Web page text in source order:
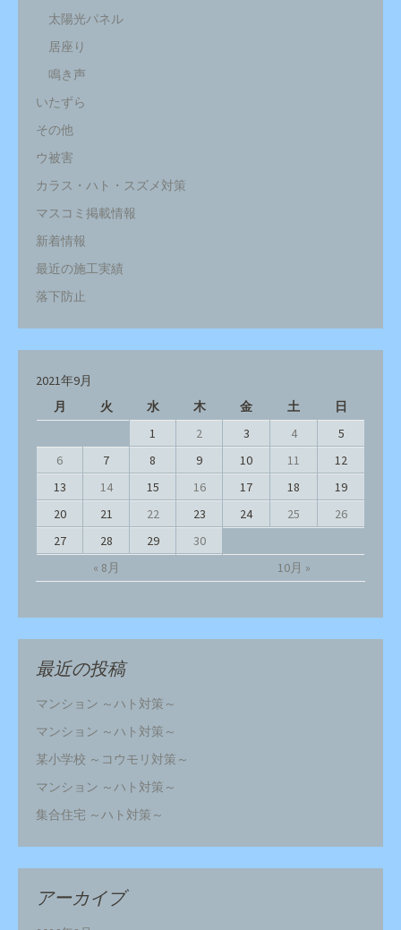
太陽光パネル
居座り
鳴き声
いたずら
その他
ウ被害
カラス・ハト・スズメ対策
マスコミ掲載情報
新着情報
最近の施工実績
落下防止
2021年9月
月
火 水 木 金 土 日
« 8月 10月 »
1 2 3 4
5
6
7 8 9 10 11
12
13
14 15 16 17 18
19
20
21 22 23 24 25
26
27
28 29 30
最近の投稿
マンション ～ハト対策～
マンション ～ハト対策～
某小学校 ～コウモリ対策～
マンション ～ハト対策～
集合住宅 ～ハト対策～
アーカイブ